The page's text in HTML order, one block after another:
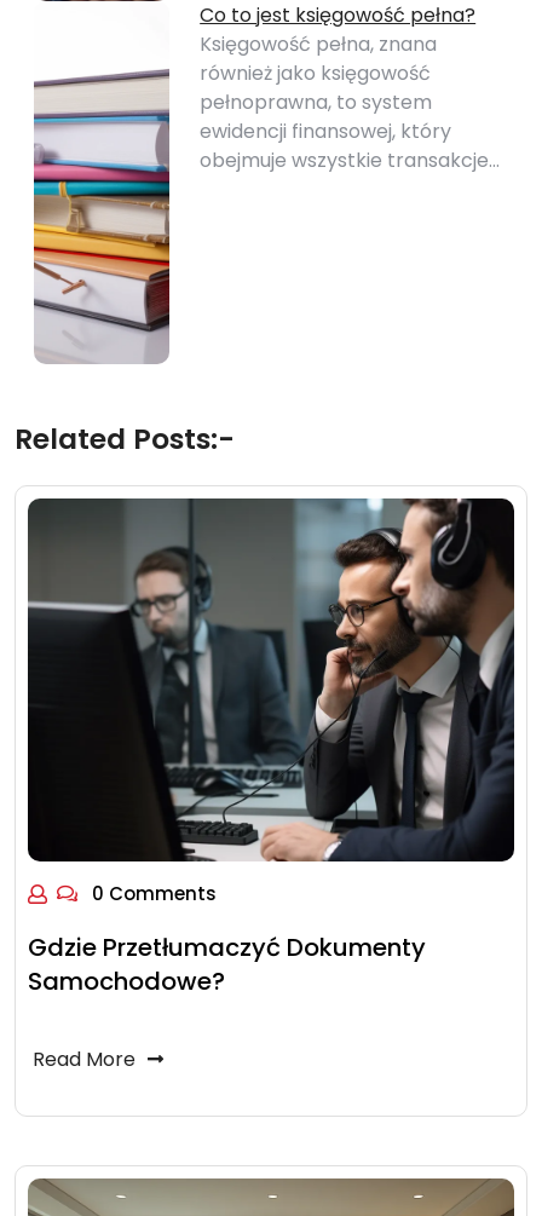
Co to jest księgowość pełna?
Księgowość pełna, znana
również jako księgowość
pełnoprawna, to system
ewidencji finansowej, który
obejmuje wszystkie transakcje…
Related Posts:-
0 Comments
Gdzie Przetłumaczyć Dokumenty
Samochodowe?
Read More